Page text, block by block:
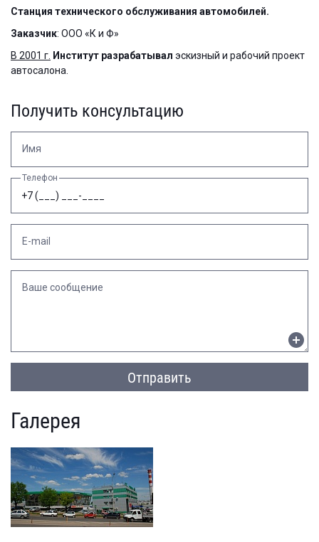
Станция технического обслуживания автомобилей.
Заказчик: ООО «К и Ф»
В 2001 г. Институт разрабатывал эскизный и рабочий проект
автосалона.
Получить консультацию
Имя
Телефон
E-mail
Ваше сообщение
Отправить
Галерея